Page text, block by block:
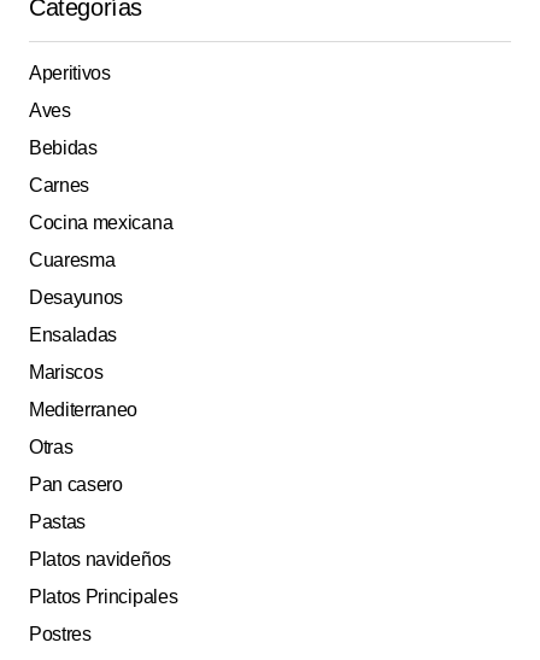
Categorías
Aperitivos
Aves
Bebidas
Carnes
Cocina mexicana
Cuaresma
Desayunos
Ensaladas
Mariscos
Mediterraneo
Otras
Pan casero
Pastas
Platos navideños
Platos Principales
Postres